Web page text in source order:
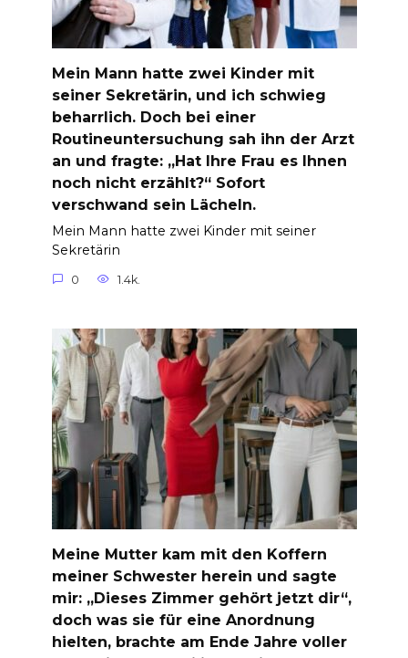
Mein Mann hatte zwei Kinder mit
seiner Sekretärin, und ich schwieg
beharrlich. Doch bei einer
Routineuntersuchung sah ihn der Arzt
an und fragte: „Hat Ihre Frau es Ihnen
noch nicht erzählt?“ Sofort
verschwand sein Lächeln.
Mein Mann hatte zwei Kinder mit seiner
Sekretärin
0 1.4k.
Meine Mutter kam mit den Koffern
meiner Schwester herein und sagte
mir: „Dieses Zimmer gehört jetzt dir“,
doch was sie für eine Anordnung
hielten, brachte am Ende Jahre voller